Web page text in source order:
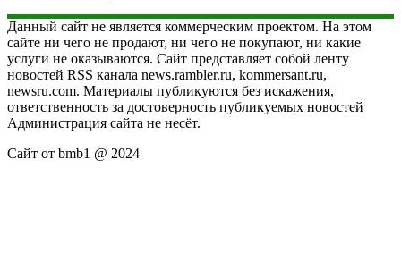
Данный сайт не является коммерческим проектом. На этом
сайте ни чего не продают, ни чего не покупают, ни какие
услуги не оказываются. Сайт представляет собой ленту
новостей RSS канала news.rambler.ru, kommersant.ru,
newsru.com. Материалы публикуются без искажения,
ответственность за достоверность публикуемых новостей
Администрация сайта не несёт.
Сайт от bmb1 @ 2024